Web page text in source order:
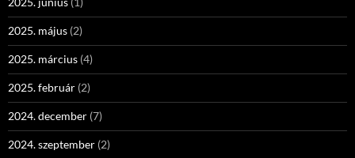
2025. május (2)
2025. március (4)
2025. február (2)
2024. december (7)
2024. szeptember (2)